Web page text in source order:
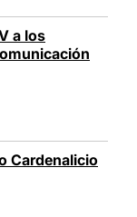
a los
Cardenalicio